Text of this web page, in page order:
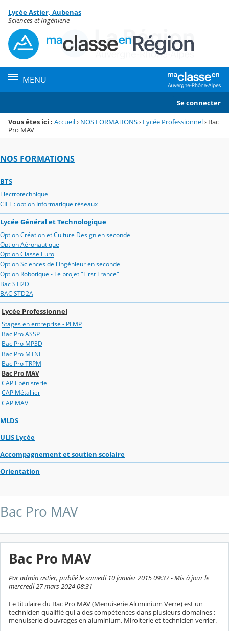
Menu de la rubrique
Contenu
Lycée Astier, Aubenas
Sciences et Ingénierie
MENU
Se connecter
Vous êtes ici : Accueil› NOS FORMATIONS› Lycée Professionnel› Bac
Pro MAV
NOS FORMATIONS
BTS
Electrotechnique
CIEL : option Informatique réseaux
Lycée Général et Technologique
Option Création et Culture Design en seconde
Option Aéronautique
Option Classe Euro
Option Sciences de l'Ingénieur en seconde
Option Robotique - Le projet "First France"
Bac STI2D
BAC STD2A
Lycée Professionnel
Stages en entreprise - PFMP
Bac Pro ASSP
Bac Pro MP3D
Bac Pro MTNE
Bac Pro TRPM
Bac Pro MAV
CAP Ebénisterie
CAP Métallier
CAP MAV
MLDS
ULIS Lycée
Accompagnement et soutien scolaire
Orientation
Bac Pro MAV
Bac Pro MAV
Par admin astier, publié le samedi 10 janvier 2015 09:37 - Mis à jour le
mercredi 27 mars 2024 08:31
Le titulaire du Bac Pro MAV (Menuiserie Aluminium Verre) est un
technicien qualifié qui a des compétences dans plusieurs domaines :
menuiserie d'ouvrages en aluminium, Miroiterie et technicien verrier.